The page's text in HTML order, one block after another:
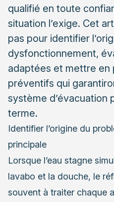
qualifié en toute
situation l’exige. Cet
pas pour identifier
dysfonctionnement,
adaptées et mettre en
préventifs qui
système d’évacuation
terme.
Identifier l’origine du
principale
Lorsque l’eau stagne
lavabo et la douche, le
souvent à traiter chaque